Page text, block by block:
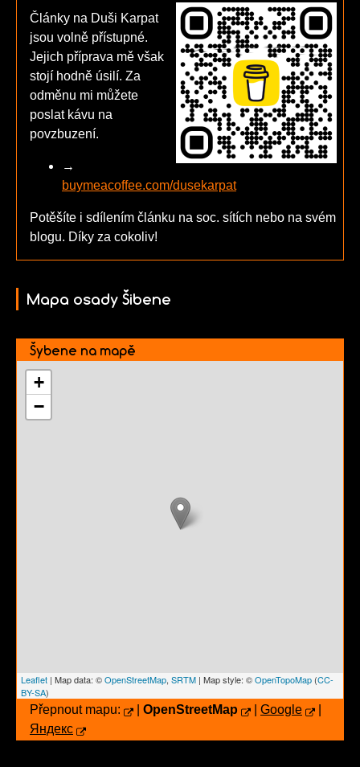
Články na Duši Karpat
jsou volně přístupné.
Jejich příprava mě však
stojí hodně úsilí. Za
odměnu mi můžete
poslat kávu na
povzbuzení.
→
buymeacoffee.com/dusekarpat
Potěšíte i sdílením článku na soc. sítích nebo na svém
blogu. Díky za cokoliv!
Mapa osady Šibene
Šybene na mapě
+
−
Leaflet | Map data: ©OpenStreetMap, SRTM | Map style: ©OpenTopoMap (CC-
BY-SA)
Přepnout mapu: OpenStreetMap Google
Яндекс